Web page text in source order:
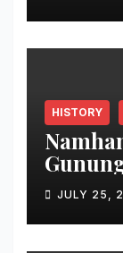
HISTORY
JULY 25,